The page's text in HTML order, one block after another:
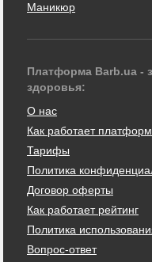
Маникюр
Платформа Barb.ua -
здоровья:
О нас
Как работает
Тарифы
Политика
Договор оферты
Как работает рейтинг
Политика
Вопрос-ответ